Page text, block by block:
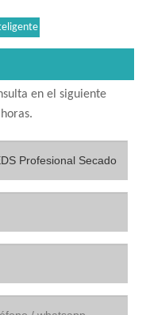
en el siguiente